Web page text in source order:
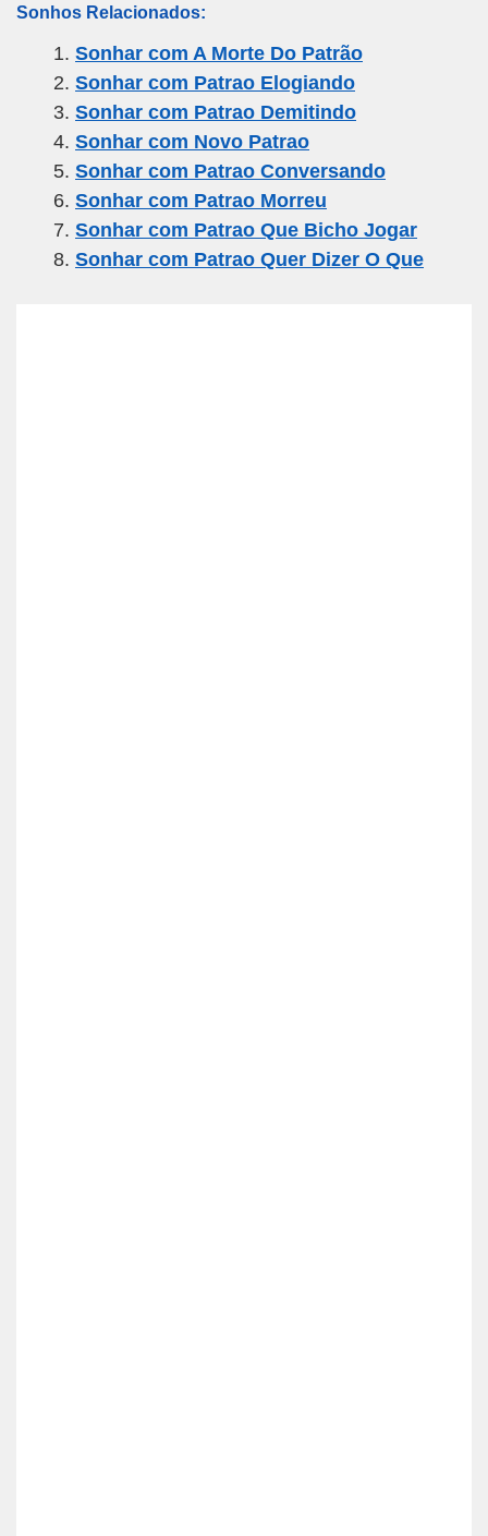
ail c
e
b
o
o
k
tt
er
e
gr
a
m
s
A
p
p
e
Sonhos Relacionados:
Sonhar com A Morte Do Patrão
Sonhar com Patrao Elogiando
Sonhar com Patrao Demitindo
Sonhar com Novo Patrao
Sonhar com Patrao Conversando
Sonhar com Patrao Morreu
Sonhar com Patrao Que Bicho Jogar
Sonhar com Patrao Quer Dizer O Que